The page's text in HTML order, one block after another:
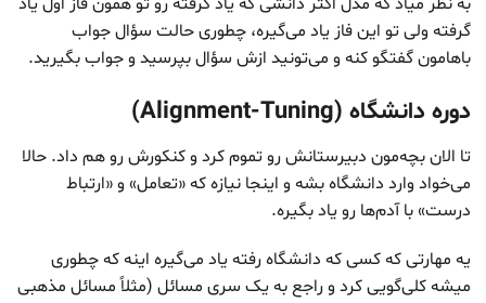
گرفته ولی تو این فاز یاد می‌گیره، چطوری حالت سؤال جواب
باهامون گفتگو کنه و می‌تونید ازش سؤال بپرسید و جواب بگیرید.
دوره دانشگاه (Alignment-Tuning)
تا الان بچه‌مون دبیرستانش رو تموم کرد و کنکورش رو هم داد. حالا
می‌خواد وارد دانشگاه بشه و اینجا نیازه که «تعامل» و «ارتباط
درست» با آدم‌ها رو یاد بگیره.
یه مهارتی که کسی که دانشگاه رفته یاد می‌گیره اینه که چطوری
میشه کلی‌گویی کرد و راجع به یک سری مسائل (مثلاً مسائل مذهبی